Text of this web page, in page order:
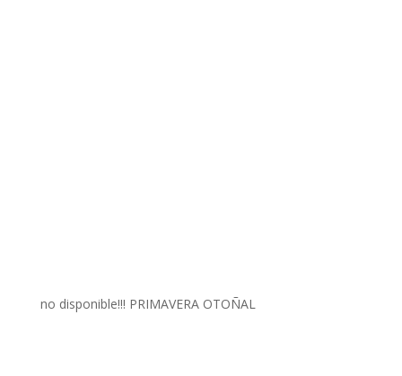
no disponible!!! PRIMAVERA OTOÑAL